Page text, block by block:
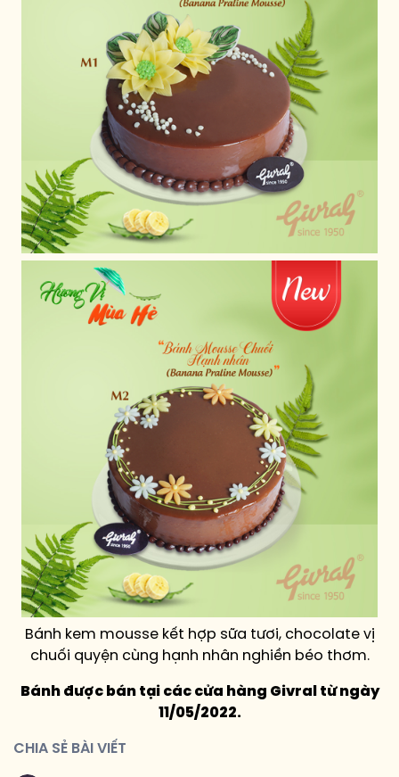
Bánh kem mousse kết hợp sữa tươi, chocolate vị
chuối quyện cùng hạnh nhân nghiền béo thơm.
Bánh được bán tại các cửa hàng Givral từ ngày
11/05/2022.
CHIA SẺ BÀI VIẾT